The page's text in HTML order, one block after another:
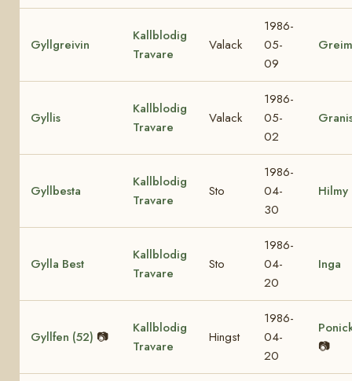
Gyllgreivin
Kallblodig
Travare
Valack
1986-
05-
09
Gyllis
Kallblodig
Travare
Valack
1986-
05-
02
Gyllbesta
Kallblodig
Travare
Sto
1986-
04-
30
Hilmy
Gylla Best
Kallblodig
Travare
Sto
1986-
04-
20
Inga
Gyllfen (52) 📷
Kallblodig
Travare
Hingst
1986-
04-
20
📷